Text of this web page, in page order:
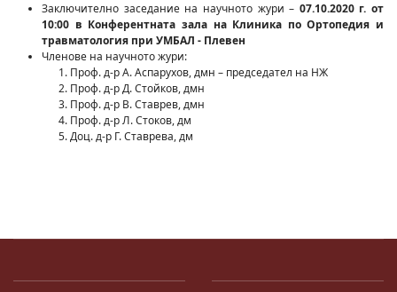
Заключително заседание на научното жури – 07.10.2020 г. от
10:00 в Конферентната зала на Клиника по Ортопедия и
травматология при УМБАЛ - Плевен
Членове на научното жури:
Проф. д-р А. Аспарухов, дмн – председател на НЖ
Проф. д-р Д. Стойков, дмн
Проф. д-р В. Ставрев, дмн
Проф. д-р Л. Стоков, дм
Доц. д-р Г. Ставрева, дм